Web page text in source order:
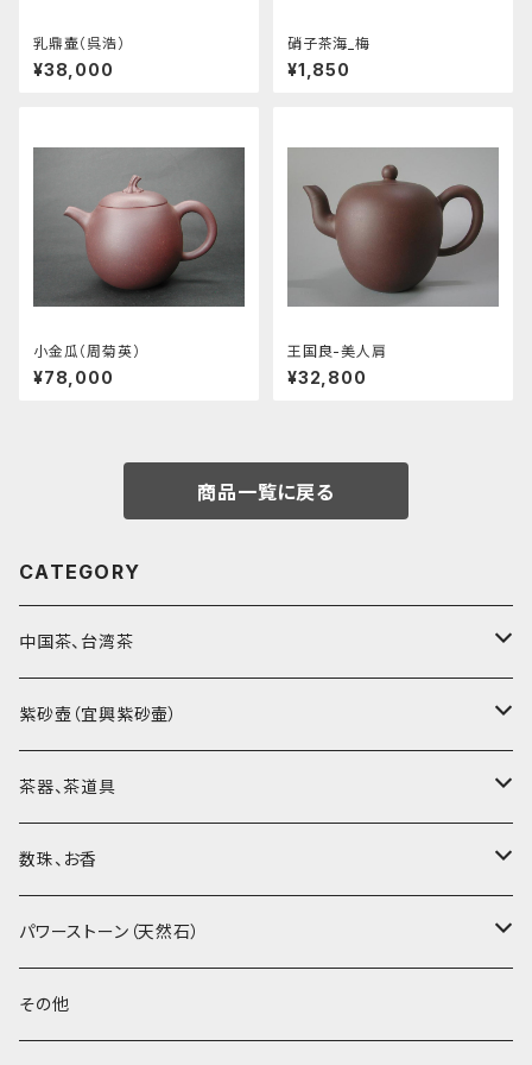
乳鼎壷（呉浩）
¥38,000
硝子茶海_梅
¥1,850
小金瓜（周菊英）
¥78,000
王国良-美人肩
¥32,800
商品一覧に戻る
CATEGORY
中国茶、台湾茶
烏龍茶（ウーロン茶）
黒茶（緊圧茶、普洱茶）
紅茶、白茶、緑茶
茶外茶、工藝茶、その他
紫砂壺（宜興紫砂壷）
大師、名人、高工の作品
周菊英（高級工藝美術師）
高級工藝美術師の作品
王柯鈞（高級工藝美術師）
茶器、茶道具
茶杯、聞香杯
茶海、茶漏（茶漉し）
蓋碗、壷承、茶船
数珠、お香
お香、香炉
数珠、その他
パワーストーン（天然石）
アゲート（瑪瑙）
その他